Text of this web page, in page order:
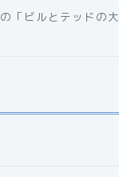
「ビルとテッドの